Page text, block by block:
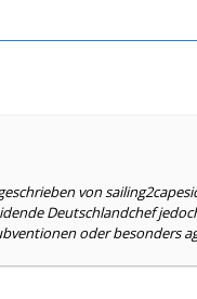
von
Deutschlandchef
oder besonders